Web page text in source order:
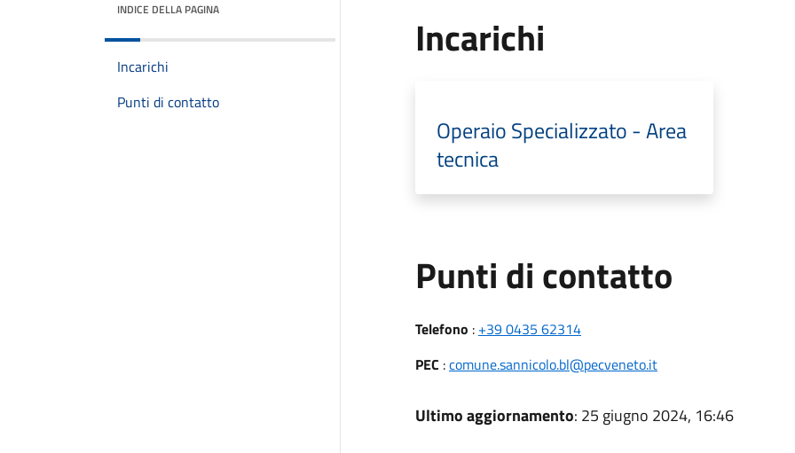
INDICE DELLA PAGINA
Incarichi
Punti di contatto
Incarichi
Operaio Specializzato - Area
tecnica
Punti di contatto
Telefono : +39 0435 62314
PEC :comune.sannicolo.bl@pecveneto.it
Ultimo aggiornamento: 25 giugno 2024, 16:46